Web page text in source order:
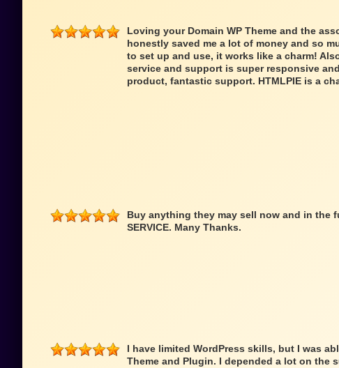
Loving your Domain WP Theme and the
honestly saved me a lot of money and so
to set up and use, it works like a charm!
service and support is super responsive
product, fantastic support. HTMLPIE is a
Buy anything they may sell now and in the
SERVICE. Many Thanks.
I have limited WordPress skills, but I was
Theme and Plugin. I depended a lot on the